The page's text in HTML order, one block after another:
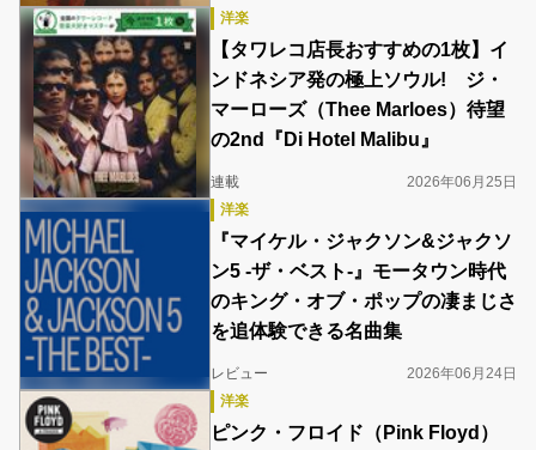
洋楽
【タワレコ店長おすすめの1枚】イ
ンドネシア発の極上ソウル! ジ・
マーローズ（Thee Marloes）待望
の2nd『Di Hotel Malibu』
連載
2026年06月25日
洋楽
『マイケル・ジャクソン&ジャクソ
ン5 -ザ・ベスト-』モータウン時代
のキング・オブ・ポップの凄まじさ
を追体験できる名曲集
レビュー
2026年06月24日
洋楽
ピンク・フロイド（Pink Floyd）